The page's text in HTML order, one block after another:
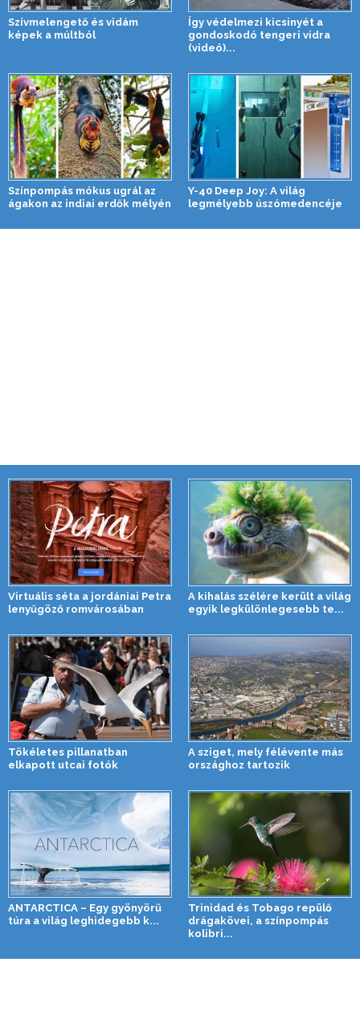
Szívmelengető és vidám
képek a múltból
Így védelmezi kicsinyét a
gondoskodó tengeri vidra
(videó)...
Színpompás mókus ugrál az
ágakon az indiai erdők mélyén
Y-40 Deep Joy: A világ
legmélyebb úszómedencéje
Virtuális séta a jordániai Petra
lenyűgöző romvárosában
A kihalás szélére került a világ
egyik legkülönlegesebb te...
Tökéletes pillanatban
elkapott utcai fotók
A sziget, mely félévente más
országhoz tartozik
ANTARCTICA – Egy gyönyörű
túra a világ leghidegebb k...
Trinidad és Tobago repülő
drágakövei, a színpompás
kolibri...